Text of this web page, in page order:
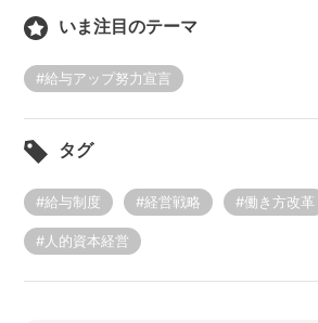
いま注目のテーマ
#給与アップ努力宣言
タグ
#給与制度 #経営戦略 #働き方改革
#人的資本経営